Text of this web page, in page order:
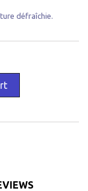
défraîchie.